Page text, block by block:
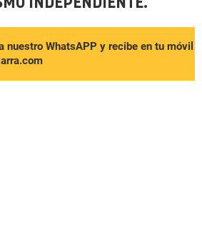
nuestro WhatsAPP y recibe en tu móvil